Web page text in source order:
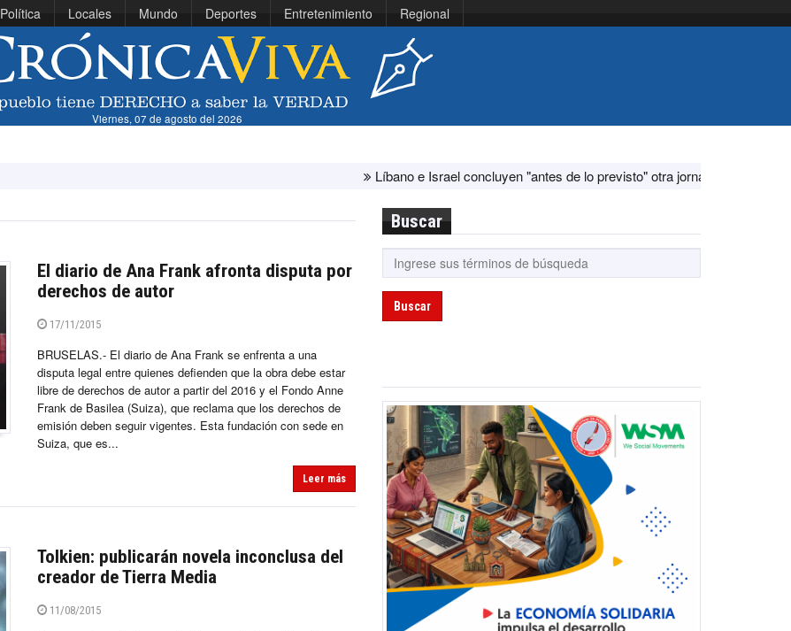
Política Locales Mundo Deportes Entretenimiento Regional
Viernes, 07 de agosto del 2026
Líbano e Israel concluyen "antes de lo previsto" otra jornada de diálogo por
El diario de Ana Frank afronta disputa por
derechos de autor
17/11/2015
BRUSELAS.- El diario de Ana Frank se enfrenta a una
disputa legal entre quienes defienden que la obra debe estar
libre de derechos de autor a partir del 2016 y el Fondo Anne
Frank de Basilea (Suiza), que reclama que los derechos de
emisión deben seguir vigentes. Esta fundación con sede en
Suiza, que es...
Leer más
Tolkien: publicarán novela inconclusa del
creador de Tierra Media
11/08/2015
Buscar
Buscar